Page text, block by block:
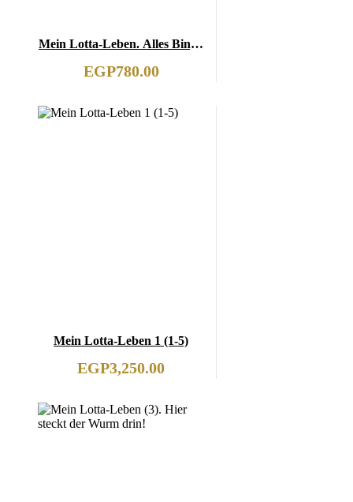
Mein Lotta-Leben. Alles Bingo
EGP780.00
Mein Lotta-Leben 1 (1-5)
EGP3,250.00